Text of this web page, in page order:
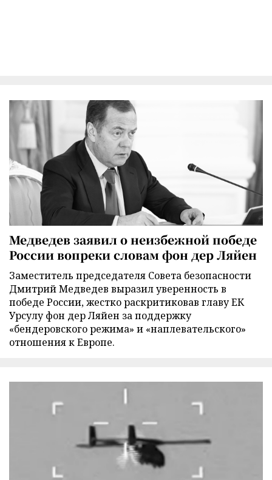
Медведев заявил о неизбежной победе
России вопреки словам фон дер Ляйен
Заместитель председателя Совета безопасности
Дмитрий Медведев выразил уверенность в
победе России, жестко раскритиковав главу ЕК
Урсулу фон дер Ляйен за поддержку
«бендеровского режима» и «наплевательского»
отношения к Европе.